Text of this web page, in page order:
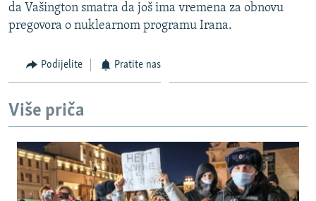
da Vašington smatra da još ima vremena za obnovu
pregovora o nuklearnom programu Irana.
Podijelite Pratite nas
Više priča